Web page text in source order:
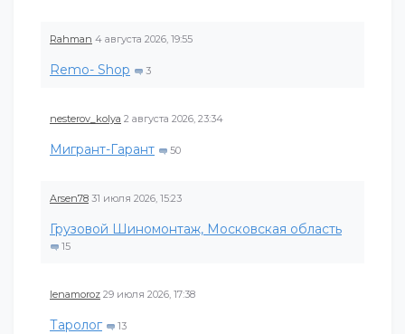
Rahman 4 августа 2026, 19:55
Remo- Shop 3
nesterov_kolya 2 августа 2026, 23:34
Мигрант-Гарант 50
Arsen78 31 июля 2026, 15:23
Грузовой Шиномонтаж, Московская область
15
lenamoroz 29 июля 2026, 17:38
Таролог 13